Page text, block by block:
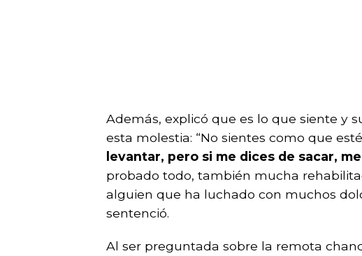
Además, explicó que es lo que siente y
esta molestia: “No sientes como que
levantar, pero si me dices de sacar,
probado todo, también mucha
alguien que ha luchado con muchos
sentenció.
Al ser preguntada sobre la remota